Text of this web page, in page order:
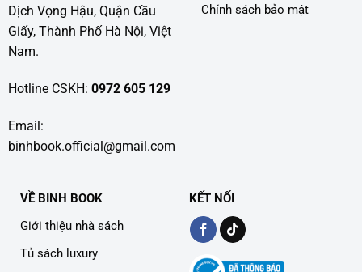
Dịch Vọng Hậu, Quận Cầu
Giấy, Thành Phố Hà Nội, Việt
Nam.
Hotline CSKH: 0972 605 129
Email:
binhbook.official@gmail.com
Chính sách bảo mật
VỀ BINH BOOK
Giới thiệu nhà sách
Tủ sách luxury
KẾT NỐI